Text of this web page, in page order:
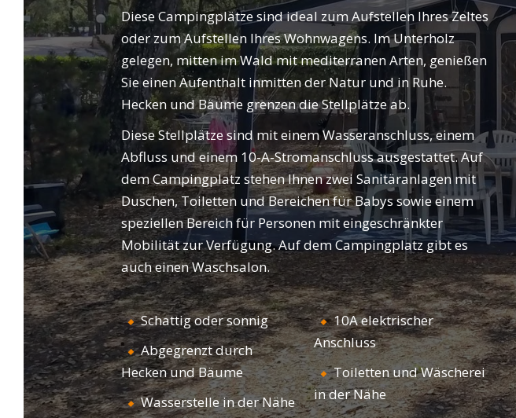
WILLKOMMEN CAMPING
zu zweit zwischen der authentischen
Provence und der Côte d'Azur und
genießen Sie die privilegierte Lage, den 4-
Sterne-Service, die komfortablen
Stellplätze und den entspannten
Lebensstil von Camping Leï Suves. Egal, ob
Sie erholsame Aufenthalte in der Natur
oder sportliche und unterhaltsame
Zwischenstopps bevorzugen, unser
Campingplatz in Roquebrune-sur-Argens
wird all Ihre Erwartungen erfüllen!
Diese Campingplätze sind ideal zum Aufstellen Ihres Zeltes
oder zum Aufstellen Ihres Wohnwagens. Im Unterholz
gelegen, mitten im Wald mit mediterranen Arten, genießen
Sie einen Aufenthalt inmitten der Natur und in Ruhe.
Hecken und Bäume grenzen die Stellplätze ab.
Diese Stellplätze sind mit einem Wasseranschluss, einem
Abfluss und einem 10-A-Stromanschluss ausgestattet. Auf
dem Campingplatz stehen Ihnen zwei Sanitäranlagen mit
Duschen, Toiletten und Bereichen für Babys sowie einem
speziellen Bereich für Personen mit eingeschränkter
Mobilität zur Verfügung. Auf dem Campingplatz gibt es
auch einen Waschsalon.
Schattig oder sonnig
Abgegrenzt durch
Hecken und Bäume
Wasserstelle in der Nähe
10A elektrischer
Anschluss
Toiletten und Wäscherei
in der Nähe